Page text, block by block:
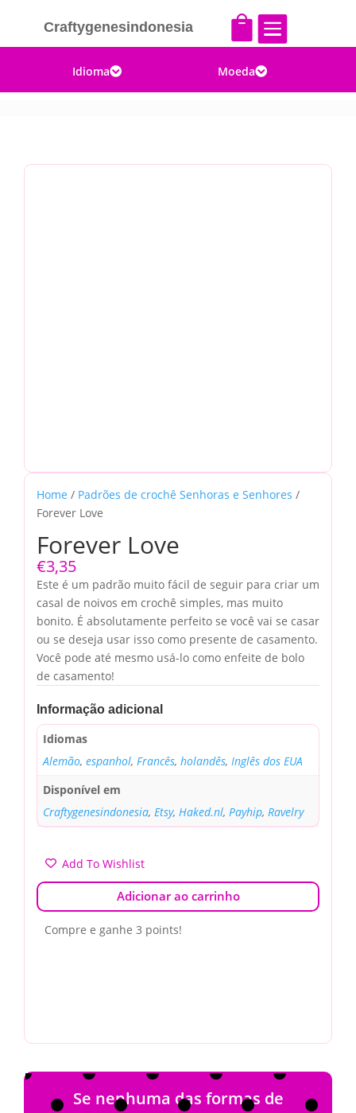
Craftygenesindonesia  
Idioma Moeda
Home / Padrões de crochê Senhoras e Senhores /
Forever Love
Forever Love
€3,35
Este é um padrão muito fácil de seguir para criar um
casal de noivos em crochê simples, mas muito
bonito. É absolutamente perfeito se você vai se casar
ou se deseja usar isso como presente de casamento.
Você pode até mesmo usá-lo como enfeite de bolo
de casamento!
Informação adicional
Idiomas
Alemão, espanhol, Francês, holandês, Inglês dos EUA
Disponível em
Craftygenesindonesia, Etsy, Haked.nl, Payhip, Ravelry
Add To Wishlist
Adicionar ao carrinho
Compre e ganhe 3 points!
Se nenhuma das formas de